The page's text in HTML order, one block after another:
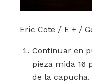
Eric Cote / E + /
Continuar en
pieza mida 16
de la capucha.